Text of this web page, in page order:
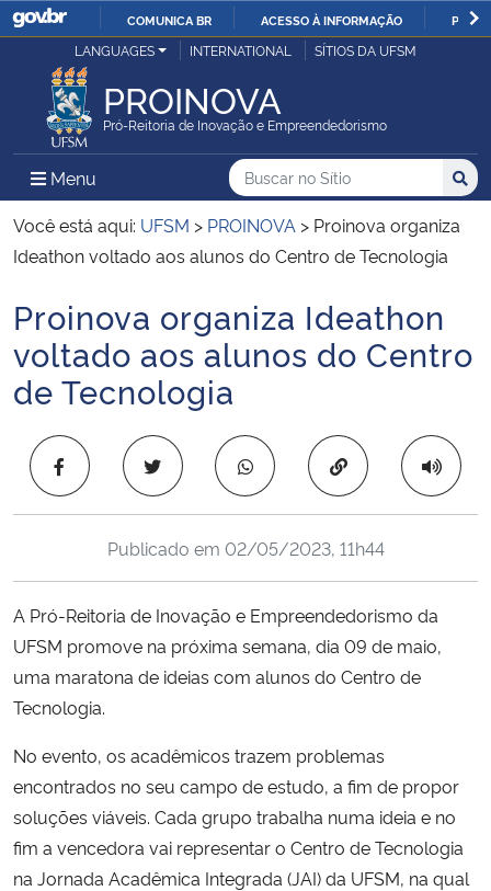
IR
O
COMUNICA BR ACESSO À INFORMAÇÃO
Ministério da Justiça e Segurança Pública
Ministério da Defesa
Ministério das Relações Exteriores
Ministério da Infraestrutura
Ministério da Agricultura, Pecuária e Abastecimento
Ministério da Educação
Ministério de Minas e Energia
Ministério da Ciência, Tecnologia, Inovações e Comunicações
Ministério do Turismo
Ministério do Desenvolvimento Regional
LANGUAGES INTERNATIONAL SÍTIOS DA UFSM
PROINOVA
Pró-Reitoria de Inovação e Empreendedorismo
Menu Menu Principal do Sítio
Busca
Buscar no no Sítio
Busca:
Você está aqui: UFSM > PROINOVA > Proinova organiza
Ideathon voltado aos alunos do Centro de Tecnologia
Início do conteúdo
Proinova organiza Ideathon
voltado aos alunos do Centro
de Tecnologia
Copiar para área
Publicado em 02/05/2023, 11h44
A Pró-Reitoria de Inovação e Empreendedorismo da
UFSM promove na próxima semana, dia 09 de maio,
uma maratona de ideias com alunos do Centro de
Tecnologia.
No evento, os acadêmicos trazem problemas
encontrados no seu campo de estudo, a fim de propor
soluções viáveis. Cada grupo trabalha numa ideia e no
fim a vencedora vai representar o Centro de Tecnologia
na Jornada Acadêmica Integrada (JAI) da UFSM, na qual